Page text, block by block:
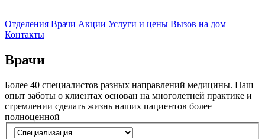
Отделения Врачи Акции Услуги и цены Вызов на дом
Контакты
Врачи
Более 40 специалистов разных направлений медицины. Наш
опыт заботы о клиентах основан на многолетней практике и
стремлении сделать жизнь наших пациентов более
полноценной